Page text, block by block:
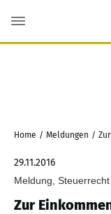
Home / Meldungen /
29.11.2016
Meldung, Steuerrecht
Zur